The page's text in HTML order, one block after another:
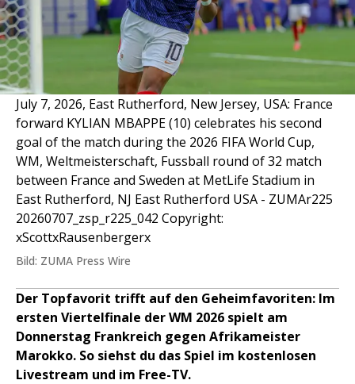
July 7, 2026, East Rutherford, New Jersey, USA: France
forward KYLIAN MBAPPE (10) celebrates his second
goal of the match during the 2026 FIFA World Cup,
WM, Weltmeisterschaft, Fussball round of 32 match
between France and Sweden at MetLife Stadium in
East Rutherford, NJ East Rutherford USA - ZUMAr225
20260707_zsp_r225_042 Copyright:
xScottxRausenbergerx
Bild: ZUMA Press Wire
Der Topfavorit trifft auf den Geheimfavoriten: Im
ersten Viertelfinale der WM 2026 spielt am
Donnerstag Frankreich gegen Afrikameister
Marokko. So siehst du das Spiel im kostenlosen
Livestream und im Free-TV.